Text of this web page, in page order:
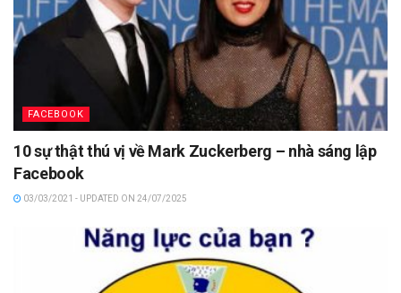
FACEBOOK
10 sự thật thú vị về Mark Zuckerberg – nhà sáng lập
Facebook
03/03/2021 - UPDATED ON 24/07/2025